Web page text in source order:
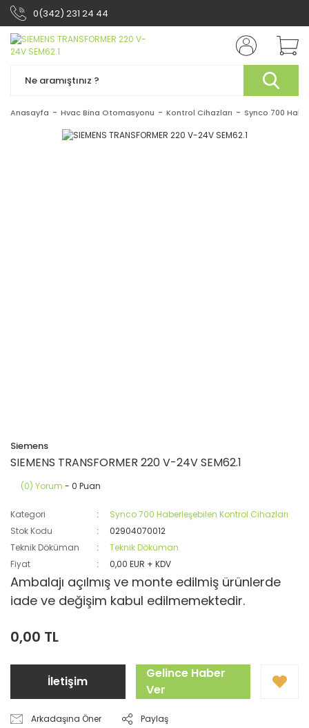
0(342) 231 24 44
Anasayfa Hvac Bina Otomasyonu Kontrol Cihazları Synco 700
Siemens
SIEMENS TRANSFORMER 220 V-24V SEM62.1
(0) Yorum - 0 Puan
Kategori
Synco 700 Haberleşebilen Kontrol Cihazları
Stok Kodu
02904070012
Teknik Döküman
Teknik Döküman
Fiyat
0,00 EUR + KDV
Ambalajı açılmış ve monte edilmiş ürünlerde
iade ve değişim kabul edilmemektedir.
0,00 TL
İletişim
Gelince Haber
Ver
Arkadaşına Öner Paylaş